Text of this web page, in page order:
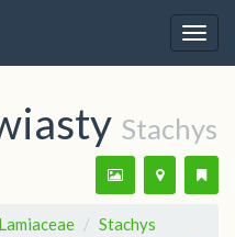
Stachys
Lamiaceae
Stachys